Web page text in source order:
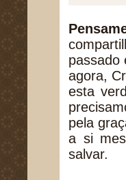
passado
agora,
esta
pela
a si
salvar.